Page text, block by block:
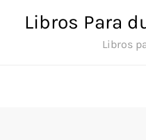
Libros Para
Libros